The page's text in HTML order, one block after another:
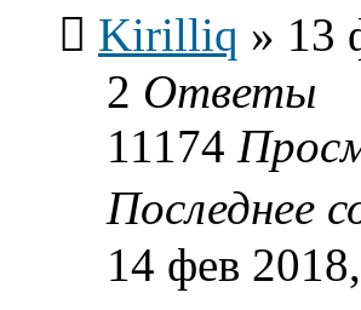
Kirilliq » 13
2 Ответы
11174
Последнее
14 фев